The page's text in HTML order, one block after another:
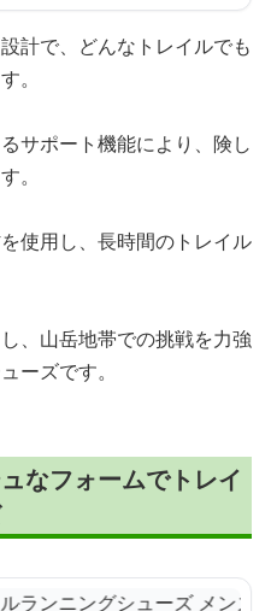
計で、どんなトレイルでも
。
サポート機能により、険し
。
使用し、長時間のトレイル
、山岳地帯での挑戦を力強
ーズです。
なフォームでトレイ